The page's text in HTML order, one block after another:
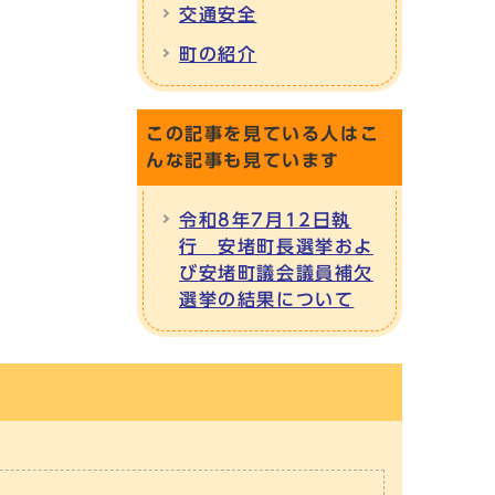
交通安全
町の紹介
この記事を見ている人はこ
んな記事も見ています
令和8年7月12日執
行 安堵町長選挙およ
び安堵町議会議員補欠
選挙の結果について